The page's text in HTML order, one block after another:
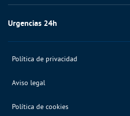
El equipo de profesionales
Especialidades y servicios
Especies
Urgencias 24h
Política de privacidad
Aviso legal
Política de cookies